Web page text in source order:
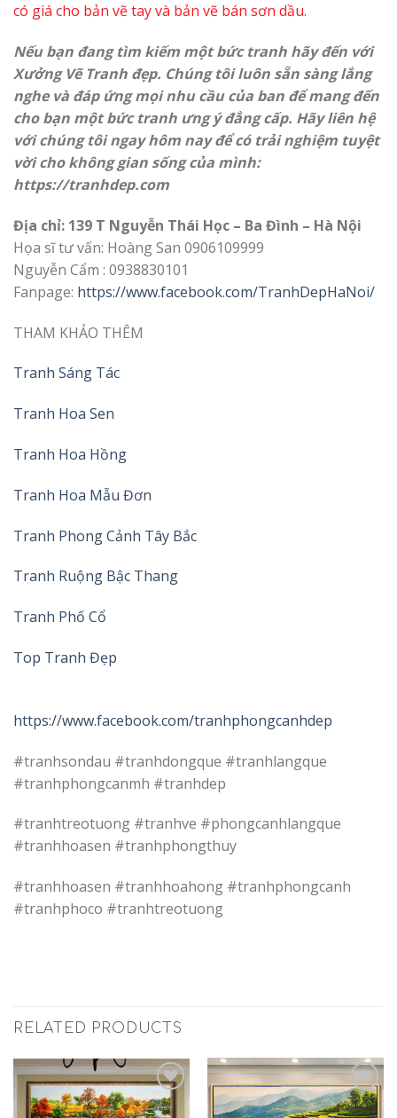
có giá cho bản vẽ tay và bản vẽ bán sơn dầu.
Nếu bạn đang tìm kiếm một bức tranh hãy đến với
Xưởng Vẽ Tranh đẹp. Chúng tôi luôn sẵn sàng lắng
nghe và đáp ứng mọi nhu cầu của ban để mang đến
cho bạn một bức tranh ưng ý đẳng cấp. Hãy liên hệ
với chúng tôi ngay hôm nay để có trải nghiệm tuyệt
vời cho không gian sống của mình:
https://tranhdep.com
Địa chỉ: 139 T Nguyễn Thái Học – Ba Đình – Hà Nội
Họa sĩ tư vấn: Hoàng San 0906109999
Nguyễn Cẩm : 0938830101
Fanpage: https://www.facebook.com/TranhDepHaNoi/
THAM KHẢO THÊM
Tranh Sáng Tác
Tranh Hoa Sen
Tranh Hoa Hồng
Tranh Hoa Mẫu Đơn
Tranh Phong Cảnh Tây Bắc
Tranh Ruộng Bậc Thang
Tranh Phố Cổ
Top Tranh Đẹp
https://www.facebook.com/tranhphongcanhdep
#tranhsondau #tranhdongque #tranhlangque
#tranhphongcanmh #tranhdep
#tranhtreotuong #tranhve #phongcanhlangque
#tranhhoasen #tranhphongthuy
#tranhhoasen #tranhhoahong #tranhphongcanh
#tranhphoco #tranhtreotuong
RELATED PRODUCTS
Add to
Wishlist
Add to
Wishlist